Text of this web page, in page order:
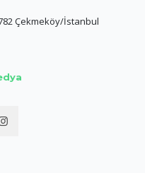
Çekmeköy/İstanbul